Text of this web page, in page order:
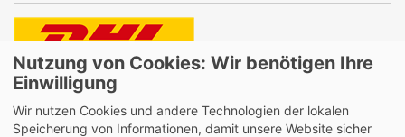
Lieferung auch an Packstationen und Postfilialen
Samstagszustellung
Nutzung von Cookies: Wir benötigen Ihre
Einwilligung
Wir nutzen Cookies und andere Technologien der lokalen
Speicherung von Informationen, damit unsere Website sicher